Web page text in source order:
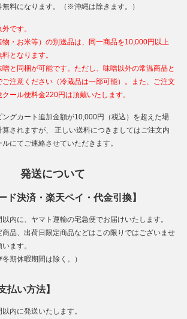
料になります。（※沖縄は除きます。）
です。
・お米等）の別送品は、同一商品を10,000円以上
となります。
と同梱が可能です。ただし、味噌以外の常温商品と
注意ください（冷蔵品は一部可能）。また、ご注文
ール便料金220円は頂戴いたします。
ングカート追加金額が10,000円（税込）を超えた場
されますが、 正しい送料につきましてはご注文内
にてご連絡させていただきます。
発送について
ド決済・楽天ペイ・代金引換】
内に、ヤマト運輸の宅急便でお届けいたします。
品、出荷日限定商品などはこの限りではございませ
ます。
期休暇期間は除く。）
払い方法】
内に発送いたします。